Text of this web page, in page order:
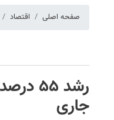
صفحه اصلی اقتصاد
جاری